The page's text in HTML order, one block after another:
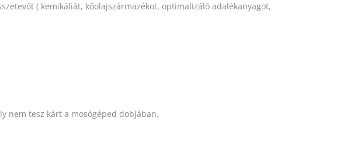
( kemikáliát, kőolajszármazékot, optimalizáló adalékanyagot,
nem tesz kárt a mosógéped dobjában.